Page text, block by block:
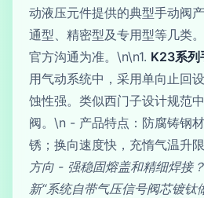
动液压元件提供的典型手动阀
通型、精密型及专用型等几类
官方沟通为准。\n\n1. K23系列
用气动系统中，采用单向止回
蚀性强。类似西门子设计规范
阀。\n - 产品特点：防腐铸钢
锈；换向速度快，充惰气温升
方向 - 强稳固熔盖和精细焊接
新“系统自带气压信号阀芯镀钛